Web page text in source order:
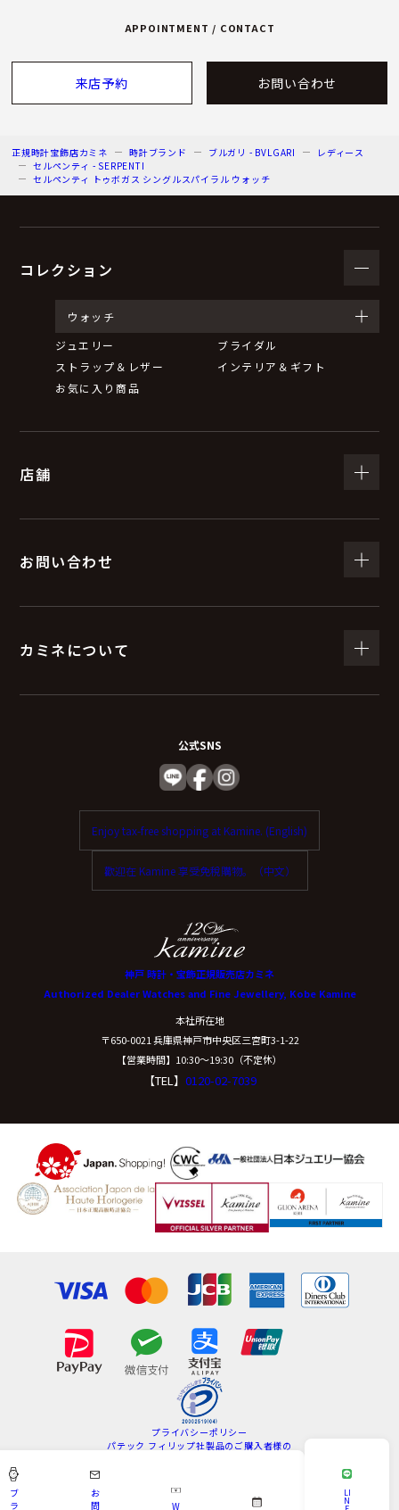
APPOINTMENT / CONTACT
来店予約 お問い合わせ
正規時計宝飾店カミネ 時計ブランド ブルガリ - BVLGARI
レディース
セルペンティ - SERPENTI
セルペンティ トゥボガス シングルスパイラル ウォッチ
コレクション
ウォッチ
ジュエリー
ブライダル
ストラップ＆レザー
インテリア＆ギフト
お気に入り商品
店舗
お問い合わせ
カミネについて
公式SNS
Enjoy tax-free shopping at Kamine. (English)
歡迎在 Kamine 享受免稅購物。（中文）
神戸 時計・宝飾正規販売店カミネ
Authorized Dealer Watches and Fine Jewellery, Kobe Kamine
本社所在地
〒650-0021 兵庫県神戸市中央区三宮町3-1-22
【営業時間】10:30〜19:30（不定休）
【TEL】 0120-02-7039
プライバシーポリシー
パテック フィリップ社製品のご購入者様の
サイトマップ
ブ
ラ
お
問 W
LI
N